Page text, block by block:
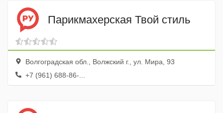
Парикмахерская Твой стиль
Волгоградская обл., Волжский г., ул. Мира, 93
+7 (961) 688-86-...